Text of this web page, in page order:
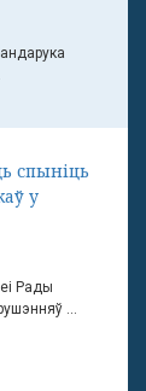
спыніць
у
Рады
...